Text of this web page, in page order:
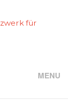
MENU